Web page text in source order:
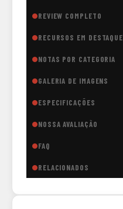
REVIEW COMPLETO
RECURSOS EM DESTAQUE
NOTAS POR CATEGORIA
GALERIA DE IMAGENS
ESPECIFICAÇÕES
NOSSA AVALIAÇÃO
FAQ
RELACIONADOS